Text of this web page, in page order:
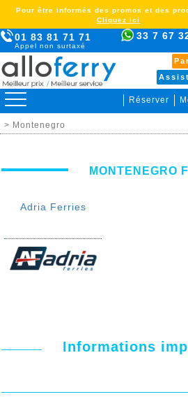
01 83 81 71 71
Appel non surtaxé
33 7 67
Réserver
Pour être informés des promos et des
Cliquez ici
> Montenegro
MONTENEGRO
Adria Ferries
Informations